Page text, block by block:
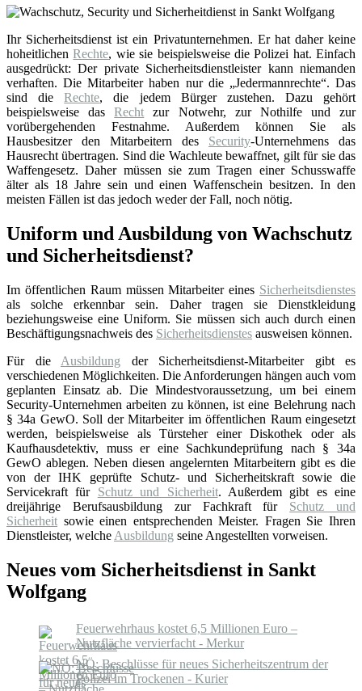
Ihr Sicherheitsdienst ist ein Privatunternehmen. Er hat daher keine
hoheitlichenRechte, wie sie beispielsweise die Polizei hat. Einfach
ausgedrückt: Der private Sicherheitsdienstleister kann niemanden
verhaften. Die Mitarbeiter haben nur die „Jedermannrechte“. Das
sind dieRechte, die jedem Bürger zustehen. Dazu gehört
beispielsweise dasRecht zur Notwehr, zur Nothilfe und zur
vorübergehenden Festnahme. Außerdem können Sie als
Hausbesitzer den Mitarbeitern des Security-Unternehmens das
Hausrecht übertragen. Sind die Wachleute bewaffnet, gilt für sie das
Waffengesetz. Daher müssen sie zum Tragen einer Schusswaffe
älter als 18 Jahre sein und einen Waffenschein besitzen. In den
meisten Fällen ist das jedoch weder der Fall, noch nötig.
Uniform und Ausbildung von Wachschutz
und Sicherheitsdienst?
Im öffentlichen Raum müssen Mitarbeiter eines Sicherheitsdienstes
als solche erkennbar sein. Daher tragen sie Dienstkleidung
beziehungsweise eine Uniform. Sie müssen sich auch durch einen
Beschäftigungsnachweis des Sicherheitsdienstes ausweisen können.
Für die Ausbildung der Sicherheitsdienst-Mitarbeiter gibt es
verschiedenen Möglichkeiten. Die Anforderungen hängen auch vom
geplanten Einsatz ab. Die Mindestvoraussetzung, um bei einem
Security-Unternehmen arbeiten zu können, ist eine Belehrung nach
§ 34a GewO. Soll der Mitarbeiter im öffentlichen Raum eingesetzt
werden, beispielsweise als Türsteher einer Diskothek oder als
Kaufhausdetektiv, muss er eine Sachkundeprüfung nach § 34a
GewO ablegen. Neben diesen angelernten Mitarbeitern gibt es die
von der IHK geprüfte Schutz- und Sicherheitskraft sowie die
Servicekraft für Schutz und Sicherheit. Außerdem gibt es eine
dreijährige Berufsausbildung zur Fachkraft für Schutz und
Sicherheit sowie einen entsprechenden Meister. Fragen Sie Ihren
Dienstleister, welche Ausbildung seine Angestellten vorweisen.
Neues vom Sicherheitsdienst in Sankt
Wolfgang
Feuerwehrhaus kostet 6,5 Millionen Euro –
Nutzfläche vervierfacht - Merkur
NÖ: Beschlüsse für neues Sicherheitszentrum der
Polizei im Trockenen - Kurier